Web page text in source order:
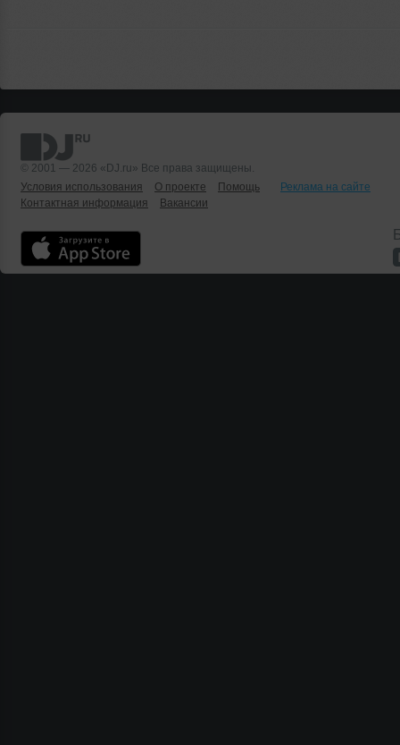
© 2001 — 2026 «DJ.ru» Все права защищены.
Условия использования
О проекте Помощь
Реклама на сайте
Контактная информация
Вакансии